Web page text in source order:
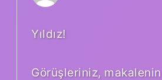
Yıldız!
Görüşleriniz, makalenin